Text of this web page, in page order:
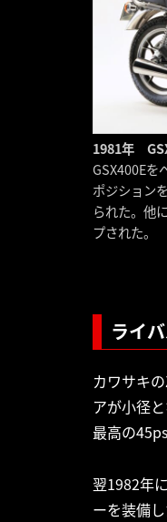
1981年
GSX400Eを
ポジション
られた。他
プされた。
ライ
カワサキ
アが小径
最高の
翌1982年
ーを装備